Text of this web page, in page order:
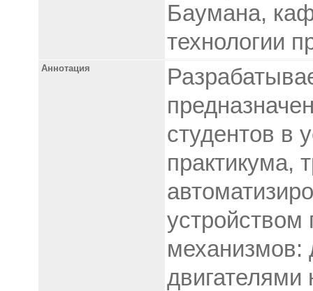
Баумана,
технологии
Аннотация
студентов в
практикума,
механизмов: